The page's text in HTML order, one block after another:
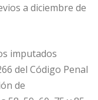
a diciembre de
imputados
del Código Penal
de